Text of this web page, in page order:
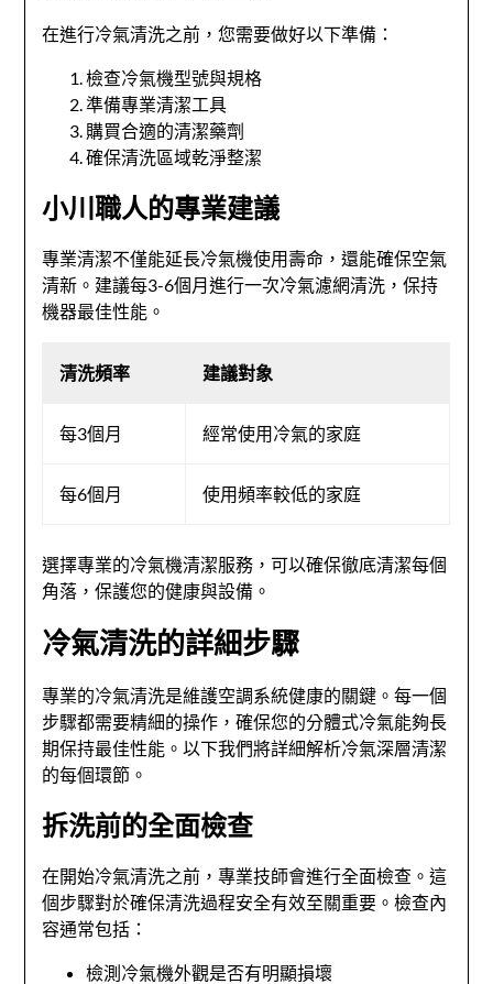
在進行冷氣清洗之前，您需要做好以下準備：
檢查冷氣機型號與規格
準備專業清潔工具
購買合適的清潔藥劑
確保清洗區域乾淨整潔
小川職人的專業建議
專業清潔不僅能延長冷氣機使用壽命，還能確保空氣
清新。建議每3-6個月進行一次冷氣濾網清洗，保持
機器最佳性能。
清洗頻率 建議對象
每3個月 經常使用冷氣的家庭
每6個月 使用頻率較低的家庭
選擇專業的冷氣機清潔服務，可以確保徹底清潔每個
角落，保護您的健康與設備。
冷氣清洗的詳細步驟
專業的冷氣清洗是維護空調系統健康的關鍵。每一個
步驟都需要精細的操作，確保您的分體式冷氣能夠長
期保持最佳性能。以下我們將詳細解析冷氣深層清潔
的每個環節。
拆洗前的全面檢查
在開始冷氣清洗之前，專業技師會進行全面檢查。這
個步驟對於確保清洗過程安全有效至關重要。檢查內
容通常包括：
檢測冷氣機外觀是否有明顯損壞